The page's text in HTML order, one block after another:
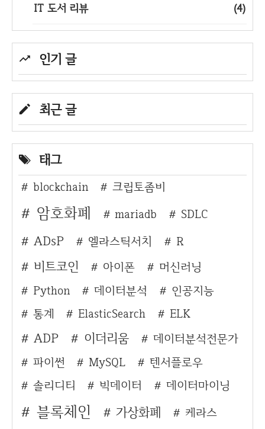
IT 도서 리뷰 (4)
인기 글
최근 글
태그
blockchain 크립토좀비
암호화폐 mariadb SDLC
ADsP 엘라스틱서치 R
비트코인 아이폰
머신러닝
Python
데이터분석
인공지능
통계
ElasticSearch ELK
ADP 이더리움
데이터분석전문가
파이썬
MySQL
텐서플로우
솔리디티
빅데이터 데이터마이닝
블록체인 가상화폐
케라스